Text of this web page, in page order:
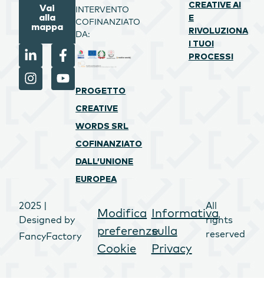
Vai
alla
mappa
INTERVENTO
COFINANZIATO
DA:
PROGETTO
CREATIVE
WORDS SRL
COFINANZIATO
DALL’UNIONE
EUROPEA
CREATIVE AI
E
RIVOLUZIONA
I TUOI
PROCESSI
2025 |
Designed by
FancyFactory
Modifica
preferenze
Cookie
Informativa
sulla
Privacy
All
rights
reserved